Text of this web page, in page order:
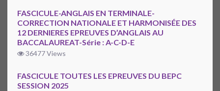
FASCICULE-ANGLAIS EN TERMINALE-
CORRECTION NATIONALE ET HARMONISÉE DES
12 DERNIERES EPREUVES D’ANGLAIS AU
BACCALAUREAT-Série : A-C-D-E
36477 Views
FASCICULE TOUTES LES EPREUVES DU BEPC
SESSION 2025